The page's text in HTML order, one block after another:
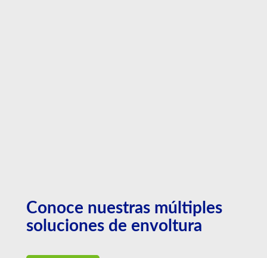
Conoce nuestras múltiples
soluciones de envoltura